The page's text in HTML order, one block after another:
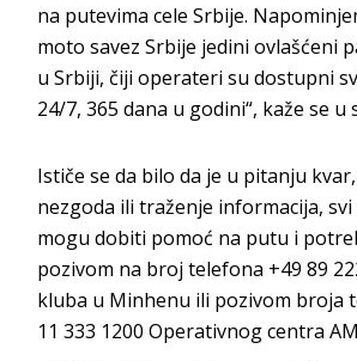
na putevima cele Srbije.
moto savez Srbije jedini ovlašćeni
u Srbiji, čiji operateri su dostupni
24/7, 365 dana u godini“, kaže se u
Ističe se da bilo da je u pitanju
nezgoda ili traženje informacija, svi
mogu dobiti pomoć na putu i
pozivom na broj telefona +49 89
kluba u Minhenu ili pozivom broja
11 333 1200 Operativnog centra